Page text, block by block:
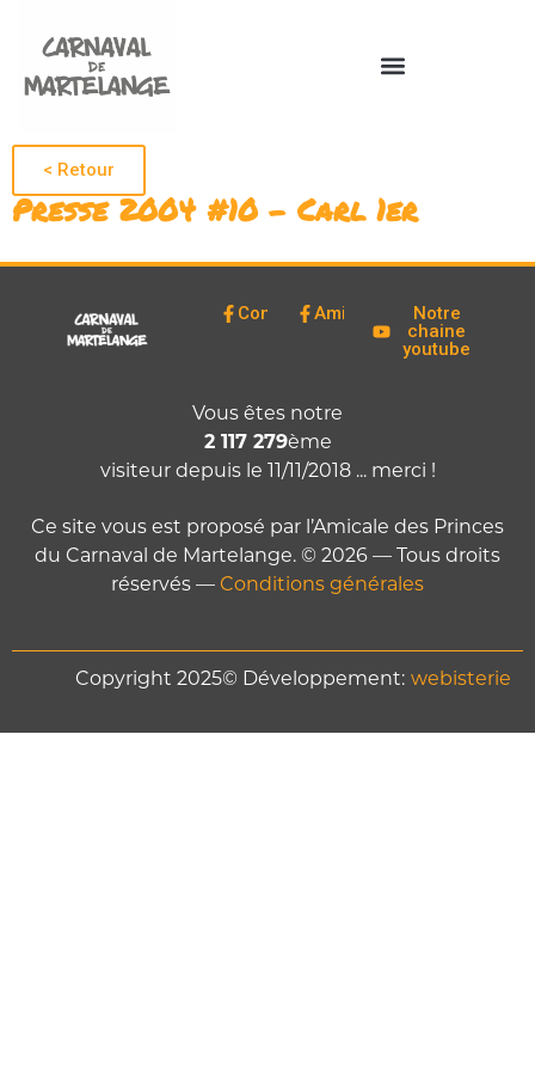
< Retour
Presse 2004 #10 – Carl 1er
Comité Amicale
Notre
chaine
youtube
Vous êtes notre
2 117 279ème
visiteur depuis le 11/11/2018 ... merci !
Ce site vous est proposé par l’Amicale des Princes
du Carnaval de Martelange. © 2026 — Tous droits
réservés — Conditions générales
Copyright 2025© Développement: webisterie